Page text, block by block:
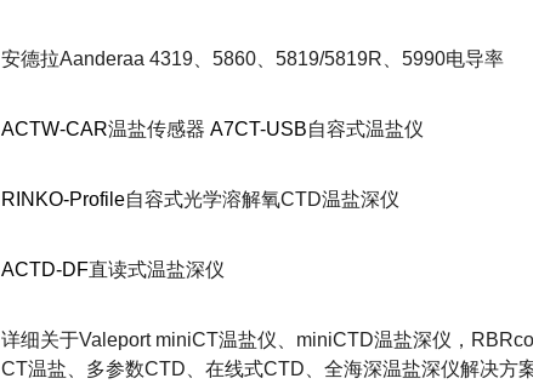
安德拉Aanderaa 4319 5860 5819/5819R 5990电导率
ACTW-CAR温盐传感器 A7CT-USB自容式温盐仪
RINKO-Profile自容式光学溶解氧CTD温盐深仪
ACTD-DF直读式温盐深仪
详细关于Valeport miniCT温盐仪、 miniCTD温盐深仪，
CT温盐、多参数CTD 、在线式CTD 、全海深温盐深仪解决方